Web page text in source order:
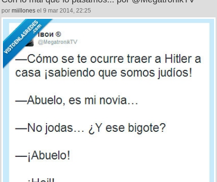
por miillones el 9 mar 2014, 22:25